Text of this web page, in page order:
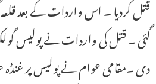
قتل کردیا ۔ اس واردات کے بعد
گئی ۔ قتل کی واردات نے پولیس
دی ۔مقامی عوام نے پولیس پر غنڈہ